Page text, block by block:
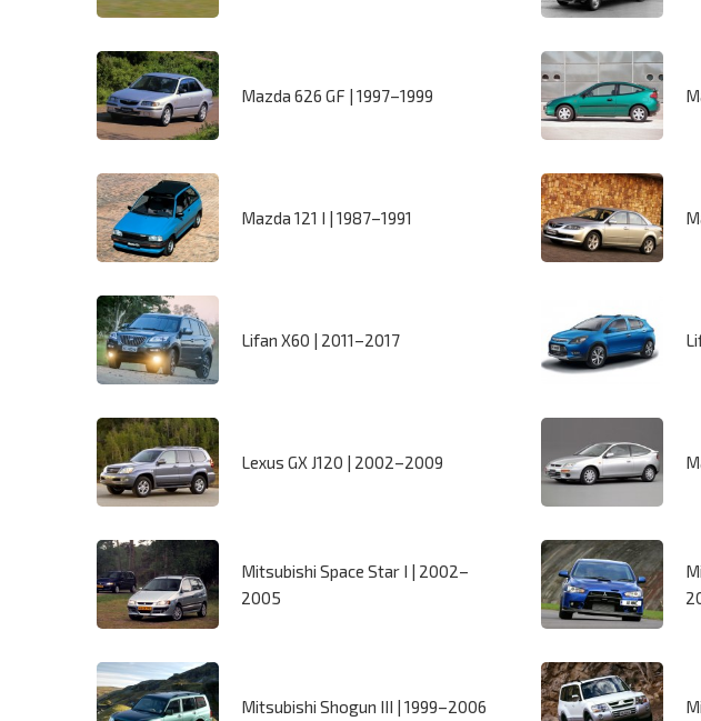
Mazda 626 GF | 1997–1999
Mazda 121 I | 1987–1991
Lifan X60 | 2011–2017
Lexus GX J120 | 2002–2009
Mitsubishi Space Star I | 2002–
2005
Mitsubishi Shogun III | 1999–2006